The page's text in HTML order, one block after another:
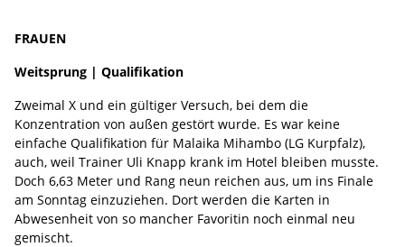
FRAUEN
Weitsprung | Qualifikation
Zweimal X und ein gültiger Versuch, bei dem die
Konzentration von außen gestört wurde. Es war keine
einfache Qualifikation für Malaika Mihambo (LG Kurpfalz),
auch, weil Trainer Uli Knapp krank im Hotel bleiben musste.
Doch 6,63 Meter und Rang neun reichen aus, um ins Finale
am Sonntag einzuziehen. Dort werden die Karten in
Abwesenheit von so mancher Favoritin noch einmal neu
gemischt.